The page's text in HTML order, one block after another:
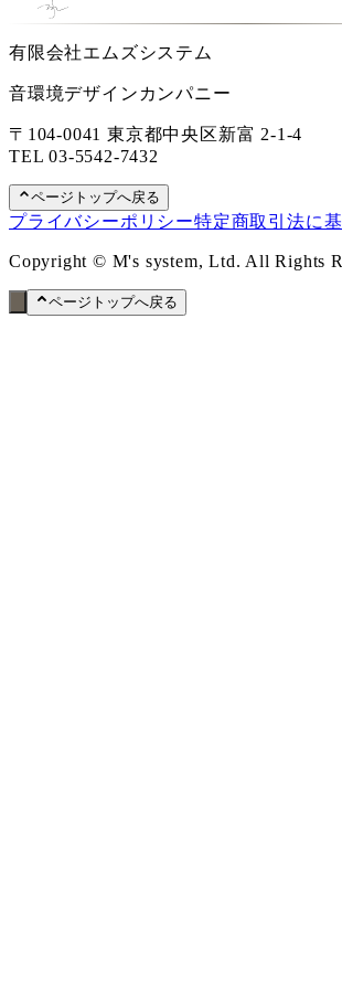
有限会社エムズシステム
音環境デザインカンパニー
〒104-0041 東京都中央区新富 2-1-4
TEL03-5542-7432
ページトップへ戻る
プライバシーポリシー特定商取引法に
Copyright © M's system, Ltd. All Rights
ページトップへ戻る